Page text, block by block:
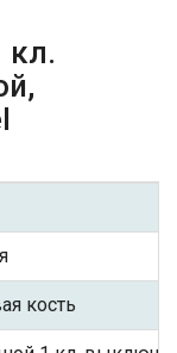
кл.
кость